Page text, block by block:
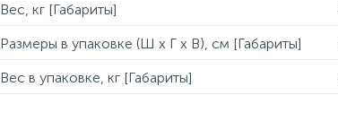
Вес, кг [Габариты]
Размеры в упаковке (Ш x Г x В), см [Габариты]
Вес в упаковке, кг [Габариты]